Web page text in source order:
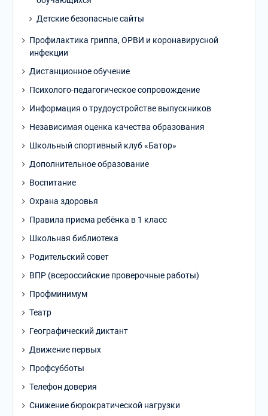
Детские безопасные сайты
Профилактика гриппа, ОРВИ и коронавирусной
инфекции
Дистанционное обучение
Психолого-педагогическое сопровождение
Информация о трудоустройстве выпускников
Независимая оценка качества образования
Школьный спортивный клуб «Батор»
Дополнительное образование
Воспитание
Охрана здоровья
Правила приема ребёнка в 1 класс
Школьная библиотека
Родительский совет
ВПР (всероссийские проверочные работы)
Профминимум
Театр
Географический диктант
Движение первых
Профсубботы
Телефон доверия
Снижение бюрократической нагрузки